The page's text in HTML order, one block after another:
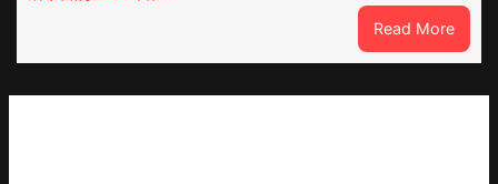
網
所
家
醫
Read More:
找
宮